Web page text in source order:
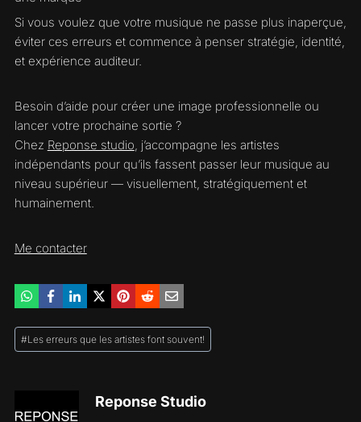
Si vous voulez que votre musique ne passe plus inaperçue,
éviter ces erreurs et commence à penser stratégie, identité,
et expérience auditeur.
Besoin d’aide pour créer une image professionnelle ou
lancer votre prochaine sortie ?
Chez Reponse studio, j’accompagne les artistes
indépendants pour qu’ils fassent passer leur musique au
niveau supérieur — visuellement, stratégiquement et
humainement.
Me contacter
Étiquettes
de
#Les erreurs que les artistes font souvent!
Reponse Studio